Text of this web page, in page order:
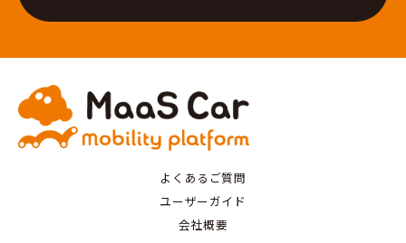
よくあるご質問
ユーザーガイド
会社概要